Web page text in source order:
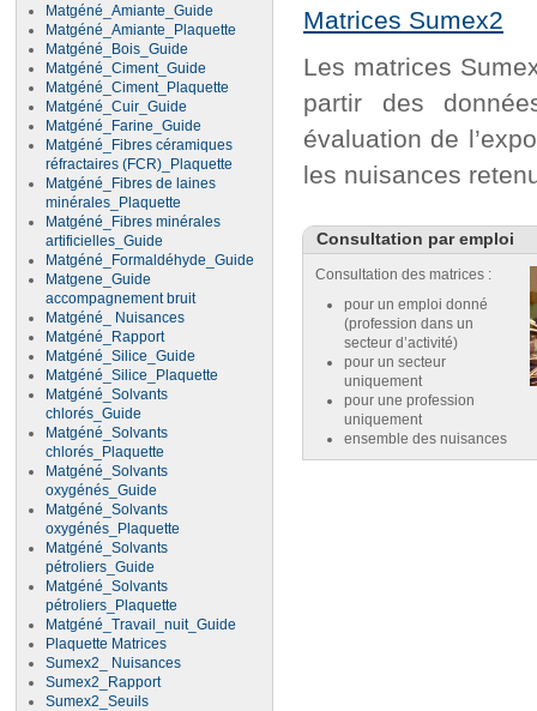
Matgéné_Amiante_Guide
Matgéné_Amiante_Plaquette
Matgéné_Bois_Guide
Matgéné_Ciment_Guide
Matgéné_Ciment_Plaquette
Matgéné_Cuir_Guide
Matgéné_Farine_Guide
Matgéné_Fibres céramiques
réfractaires (FCR)_Plaquette
Matgéné_Fibres de laines
minérales_Plaquette
Matgéné_Fibres minérales
artificielles_Guide
Matgéné_Formaldéhyde_Guide
Matgene_Guide
accompagnement bruit
Matgéné_ Nuisances
Matgéné_Rapport
Matgéné_Silice_Guide
Matgéné_Silice_Plaquette
Matgéné_Solvants
chlorés_Guide
Matgéné_Solvants
chlorés_Plaquette
Matgéné_Solvants
oxygénés_Guide
Matgéné_Solvants
oxygénés_Plaquette
Matgéné_Solvants
pétroliers_Guide
Matgéné_Solvants
pétroliers_Plaquette
Matgéné_Travail_nuit_Guide
Plaquette Matrices
Sumex2_ Nuisances
Sumex2_Rapport
Sumex2_Seuils
Matrices Sumex2
Les matrices
partir des
évaluation de
les nuisances
Consultation par emploi
Consultation des matrices :
pour un emploi donné
(profession dans un
secteur d’activité)
pour un secteur
uniquement
pour une profession
uniquement
ensemble des nuisances